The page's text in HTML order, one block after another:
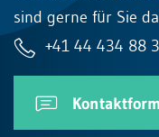
sind gerne für Sie
+41 44 434 88